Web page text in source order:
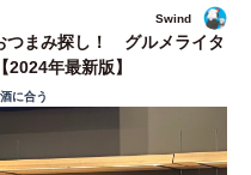
Swind
つまみ探し！ グルメライタ
年最新版】
に合う